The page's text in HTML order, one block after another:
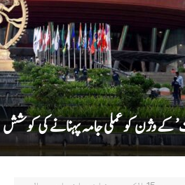
کے وژن کو عملی جامہ پہنانے کی کوشش